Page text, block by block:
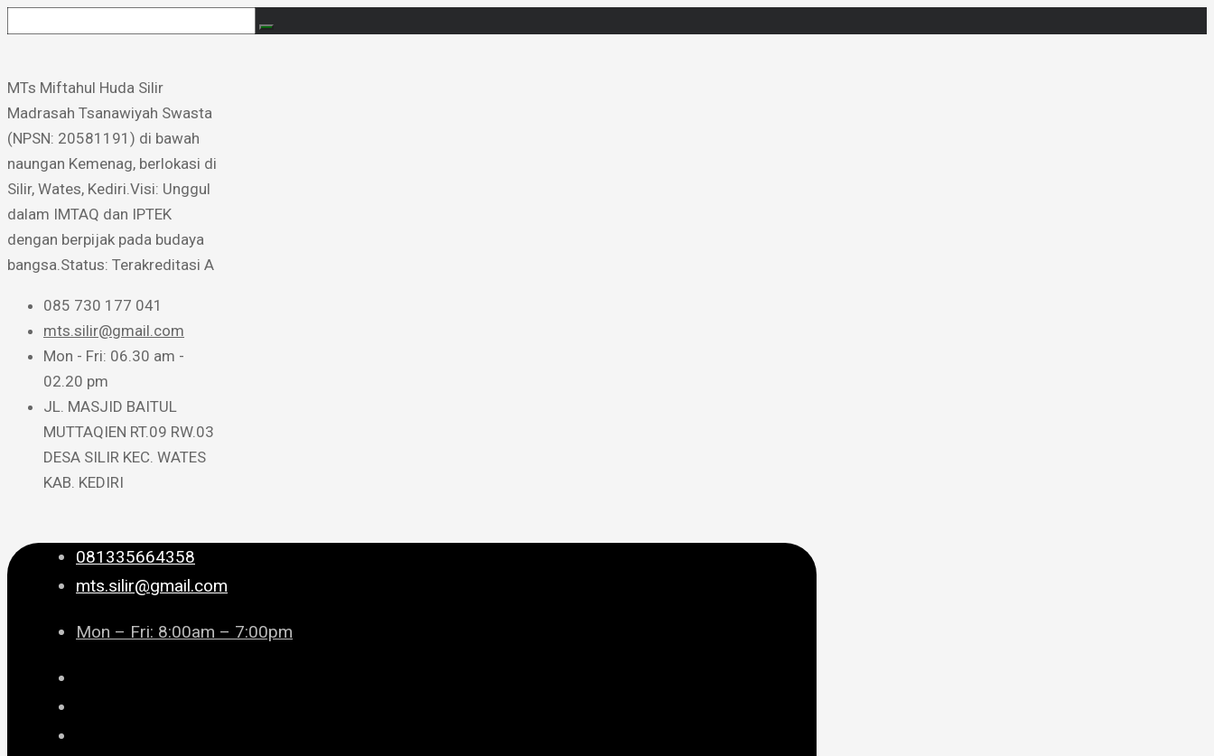
MTs Miftahul Huda Silir ​
Madrasah Tsanawiyah Swasta
(NPSN: 20581191) di bawah
naungan Kemenag, berlokasi di
Silir, Wates, Kediri. ​Visi: Unggul
dalam IMTAQ dan IPTEK
dengan berpijak pada budaya
bangsa. ​Status: Terakreditasi A
085 730 177 041
mts.silir@gmail.com
Mon - Fri: 06.30 am -
02.20 pm
JL. MASJID BAITUL
MUTTAQIEN RT.09 RW.03
DESA SILIR KEC. WATES
KAB. KEDIRI
081335664358
mts.silir@gmail.com
Mon – Fri: 8:00am – 7:00pm